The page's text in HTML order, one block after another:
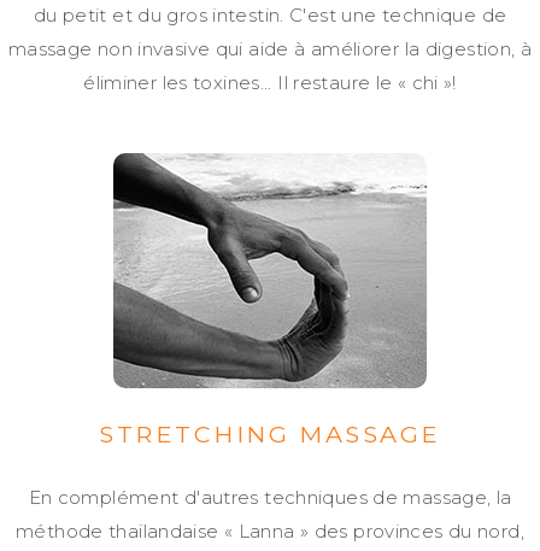
du petit et du gros intestin. C'est une technique de
massage non invasive qui aide à améliorer la digestion, à
éliminer les toxines... Il restaure le « chi »!
STRETCHING MASSAGE
En complément d'autres techniques de massage, la
méthode thaïlandaise « Lanna » des provinces du nord,